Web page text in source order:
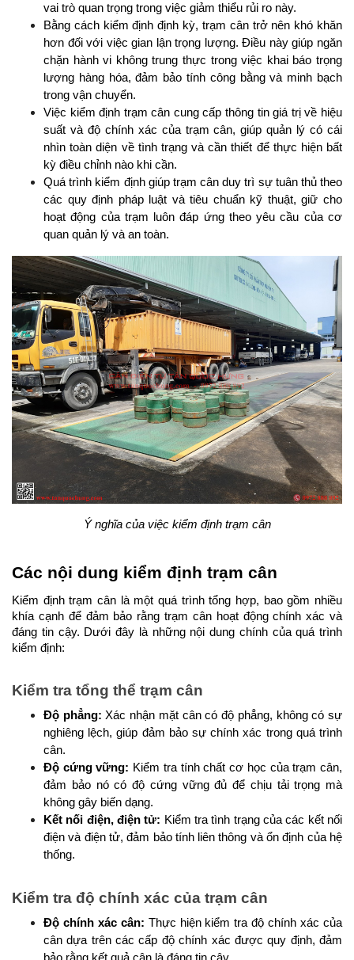
vai trò quan trọng trong việc giảm thiểu rủi ro này.
Bằng cách kiểm định định kỳ, trạm cân trở nên khó khăn
hơn đối với việc gian lận trọng lượng. Điều này giúp ngăn
chặn hành vi không trung thực trong việc khai báo trọng
lượng hàng hóa, đảm bảo tính công bằng và minh bạch
trong vận chuyển.
Việc kiểm định trạm cân cung cấp thông tin giá trị về hiệu
suất và độ chính xác của trạm cân, giúp quản lý có cái
nhìn toàn diện về tình trạng và cần thiết để thực hiện bất
kỳ điều chỉnh nào khi cần.
Quá trình kiểm định giúp trạm cân duy trì sự tuân thủ theo
các quy định pháp luật và tiêu chuẩn kỹ thuật, giữ cho
hoạt động của trạm luôn đáp ứng theo yêu cầu của cơ
quan quản lý và an toàn.
Ý nghĩa của việc kiểm định trạm cân
Các nội dung kiểm định trạm cân
Kiểm định trạm cân là một quá trình tổng hợp, bao gồm nhiều
khía cạnh để đảm bảo rằng trạm cân hoạt động chính xác và
đáng tin cậy. Dưới đây là những nội dung chính của quá trình
kiểm định:
Kiểm tra tổng thể trạm cân
Độ phẳng: Xác nhận mặt cân có độ phẳng, không có sự
nghiêng lệch, giúp đảm bảo sự chính xác trong quá trình
cân.
Độ cứng vững: Kiểm tra tính chất cơ học của trạm cân,
đảm bảo nó có độ cứng vững đủ để chịu tải trọng mà
không gây biến dạng.
Kết nối điện, điện tử: Kiểm tra tình trạng của các kết nối
điện và điện tử, đảm bảo tính liên thông và ổn định của hệ
thống.
Kiểm tra độ chính xác của trạm cân
Độ chính xác cân: Thực hiện kiểm tra độ chính xác của
cân dựa trên các cấp độ chính xác được quy định, đảm